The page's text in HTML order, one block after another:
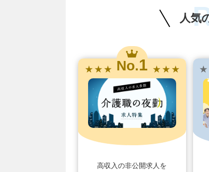
人気
★ ★ ★ No.1 ★ ★ ★
高収入の非公開求人を
★